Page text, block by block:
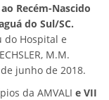
Recém-Nascido
do Sul/SC.
do Hospital e
M.M.
junho de 2018.
da AMVALI e VII